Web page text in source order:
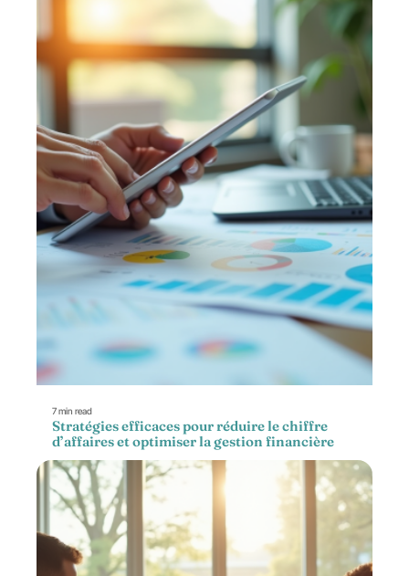
7 min read
Stratégies efficaces pour réduire le chiffre
d’affaires et optimiser la gestion financière